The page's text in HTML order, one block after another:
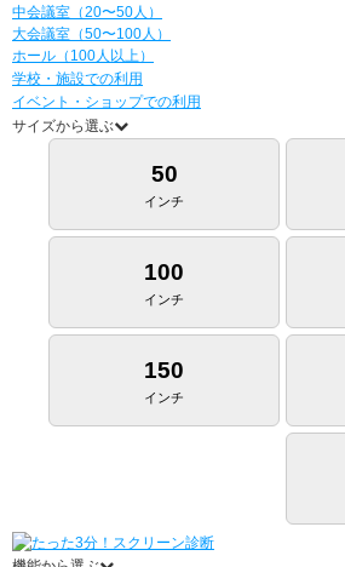
中会議室（20〜50人）
大会議室（50〜100人）
ホール（100人以上）
学校・施設での利用
イベント・ショップでの利用
サイズから選ぶ
50
インチ
100
インチ
150
インチ